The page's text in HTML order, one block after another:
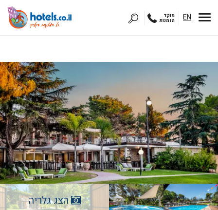
EN מוקד
הזמנות
הצג גלריה